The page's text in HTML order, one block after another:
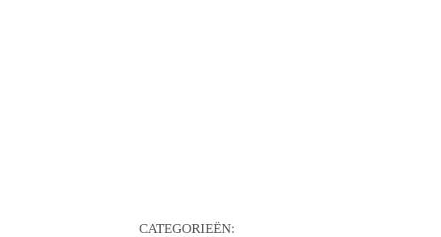
CATEGORIEËN: